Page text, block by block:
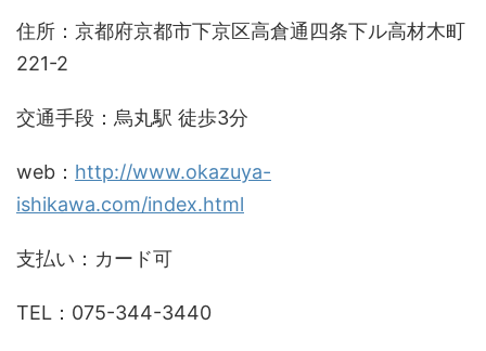
住所：京都府京都市下京区高倉通四条下ル高材木町
221-2
交通手段：烏丸駅 徒歩3分
web： http://www.okazuya-
ishikawa.com/index.html
支払い：カード可
TEL：075-344-3440